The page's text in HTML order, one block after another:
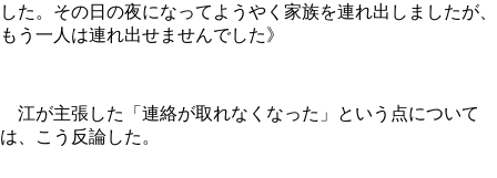
した。その日の夜になってようやく家族を連れ出しましたが、
もう一人は連れ出せませんでした》
江が主張した「連絡が取れなくなった」という点について
は、こう反論した。